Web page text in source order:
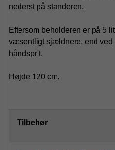
nederst på standeren.
Eftersom beholderen er på 5
væsentligt sjældnere, end ved
håndsprit.
Højde 120 cm.
Tilbehør